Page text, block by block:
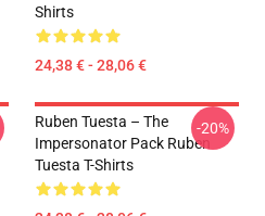
Shirts
24,38 € - 28,06 €
Ruben Tuesta – The
Impersonator Pack Ruben
Tuesta T-Shirts
-20%